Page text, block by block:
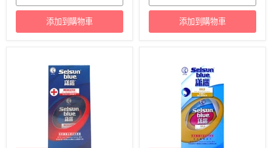
添加到購物車 添加到購物車